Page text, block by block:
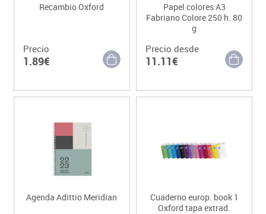
Recambio Oxford
Precio
1.89€
Papel colores A3
Fabriano Colore 250 h. 80
g
Precio desde
11.11€
Agenda Adittio Meridian
Cuaderno europ. book 1
Oxford tapa extrad.